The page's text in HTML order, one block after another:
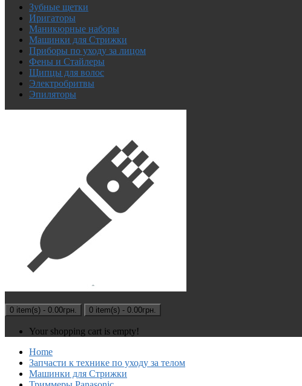
Зубные щетки
Иригаторы
Маникюрные наборы
Машинки для Стрижки
Приборы по уходу за лицом
Фены и Стайлеры
Щипцы для волос
Электробритвы
Эпиляторы
0 item(s) - 0.00грн. 0 item(s) - 0.00грн.
Your shopping cart is empty!
Home
Запчасти к технике по уходу за телом
Машинки для Стрижки